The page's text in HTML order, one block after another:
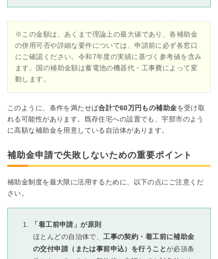
※この金額は、あくまで理論上の最大値であり、各補助金
の併用可否や詳細な要件については、申請前に必ず各窓口
にご確認ください。令和7年度の実績に基づく参考値を含み
ます。国の補助金額は蓄電池の機器代・工事費によって変
動します。
このように、条件を満たせば合計で60万円もの補助金を受け取
れる可能性があります。既存住宅への設置でも、宇部市のよう
に高額な補助金を用意している自治体があります。
補助金申請で失敗しないための重要ポイント
補助金制度を最大限に活用するために、以下の点にご注意くだ
さい。
「着工前申請」が原則
ほとんどの自治体で、工事の契約・着工前に補助金
の交付申請（または事前申込）を行うことが必須条